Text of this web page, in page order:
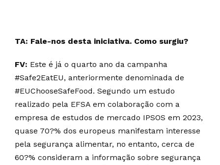
TA: Fale-nos desta iniciativa. Como surgiu?
FV: Este é já o quarto ano da campanha
#Safe2EatEU, anteriormente denominada de
#EUChooseSafeFood. Segundo um estudo
realizado pela EFSA em colaboração com a
empresa de estudos de mercado IPSOS em 2023,
quase 70?% dos europeus manifestam interesse
pela segurança alimentar, no entanto, cerca de
60?% consideram a informação sobre segurança